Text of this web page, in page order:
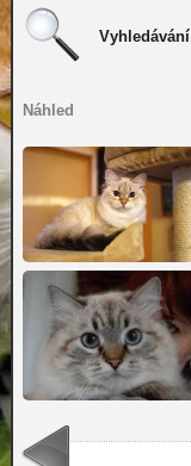
Vyhledávání
Náhled